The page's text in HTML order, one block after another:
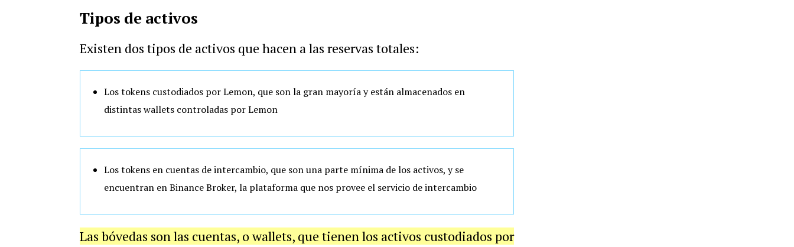
Tipos de activos
Existen dos tipos de activos que hacen a las reservas totales:
Los tokens custodiados por Lemon, que son la gran mayoría y están almacenados en
distintas wallets controladas por Lemon
Los tokens en cuentas de intercambio, que son una parte mínima de los activos, y se
encuentran en Binance Broker, la plataforma que nos provee el servicio de intercambio
Las bóvedas son las cuentas, o wallets, que tienen los activos custodiados por